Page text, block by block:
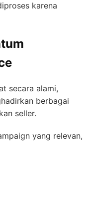
karena
secara alami,
berbagai
seller.
yang relevan,